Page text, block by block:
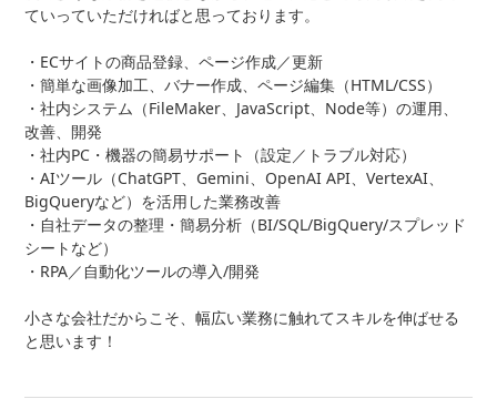
ていっていただければと思っております。
・ECサイトの商品登録、ページ作成／更新
・簡単な画像加工、バナー作成、ページ編集（HTML/CSS）
・社内システム（FileMaker、JavaScript、Node等）の運用、
改善、開発
・社内PC・機器の簡易サポート（設定／トラブル対応）
・AIツール（ChatGPT、Gemini、OpenAI API、VertexAI、
BigQueryなど）を活用した業務改善
・自社データの整理・簡易分析（BI/SQL/BigQuery/スプレッド
シートなど）
・RPA／自動化ツールの導入/開発
小さな会社だからこそ、幅広い業務に触れてスキルを伸ばせる
と思います！